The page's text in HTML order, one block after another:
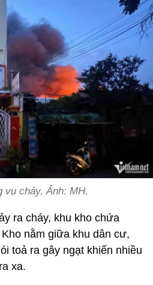
vụ cháy. Ảnh: MH.
ra cháy, khu kho chứa
nằm giữa khu dân cư,
toả ra gây ngạt khiến nhiều
xa.